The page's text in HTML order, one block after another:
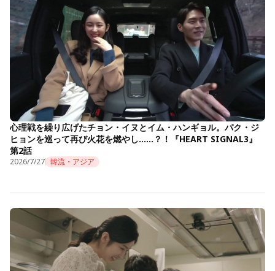
心理戦を繰り広げたチョン・イヌとイム・ハンギョル。パク・ジ
ヒョンを巡って再び火花を燃やし……？！『HEART SIGNAL3』
第2話
2026/7/27 韓流・アジア